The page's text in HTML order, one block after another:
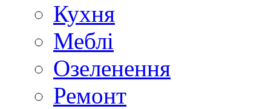
Кухня
Меблі
Озеленення
Ремонт